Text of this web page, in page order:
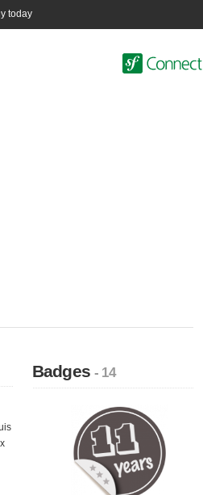
today
Badges- 14